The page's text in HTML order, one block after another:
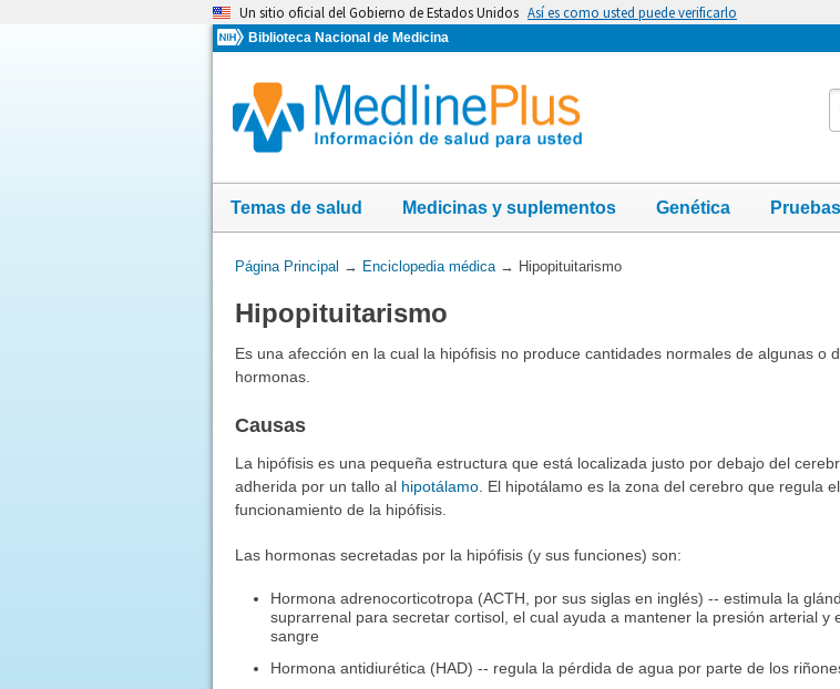
Un sitio oficial del Gobierno de Estados Unidos Así es como usted puede verificarlo
Biblioteca Nacional de Medicina
Temas de salud Medicinas y suplementos Genética
Usted
aquí:
Página Principal → Enciclopedia médica→ Hipopituitarismo
Hipopituitarismo
Es una afección en la cual la hipófisis no produce cantidades normales de algunas o
hormonas.
Causas
La hipófisis es una pequeña estructura que está localizada justo por debajo del
adherida por un tallo al hipotálamo. El hipotálamo es la zona del cerebro que regula el
funcionamiento de la hipófisis.
Las hormonas secretadas por la hipófisis (y sus funciones) son:
Hormona adrenocorticotropa (ACTH, por sus siglas en inglés) -- estimula la
suprarrenal para secretar cortisol, el cual ayuda a mantener la presión arterial y
sangre
Hormona antidiurética (HAD) -- regula la pérdida de agua por parte de los